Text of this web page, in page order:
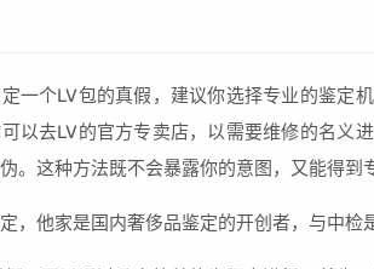
一个LV包的真假，建议你选择专业的鉴定
以去LV的官方专卖店，以需要维修的名义
。这种方法既不会暴露你的意图，又能得到
，他家是国内奢侈品鉴定的开创者，与中检